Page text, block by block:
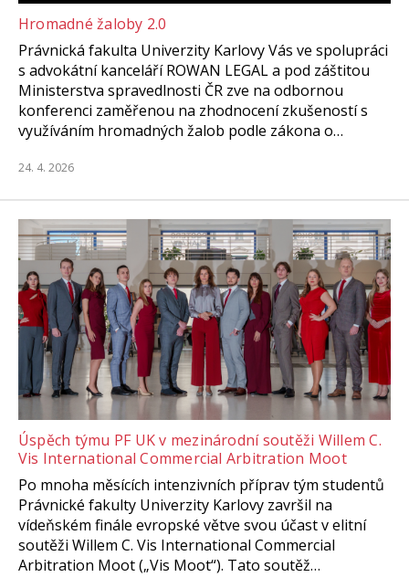
Hromadné žaloby 2.0
Právnická fakulta Univerzity Karlovy Vás ve spolupráci
s advokátní kanceláří ROWAN LEGAL a pod záštitou
Ministerstva spravedlnosti ČR zve na odbornou
konferenci zaměřenou na zhodnocení zkušeností s
využíváním hromadných žalob podle zákona o…
24. 4. 2026
Úspěch týmu PF UK v mezinárodní soutěži Willem C.
Vis International Commercial Arbitration Moot
Po mnoha měsících intenzivních příprav tým studentů
Právnické fakulty Univerzity Karlovy završil na
vídeňském finále evropské větve svou účast v elitní
soutěži Willem C. Vis International Commercial
Arbitration Moot („Vis Moot“). Tato soutěž…